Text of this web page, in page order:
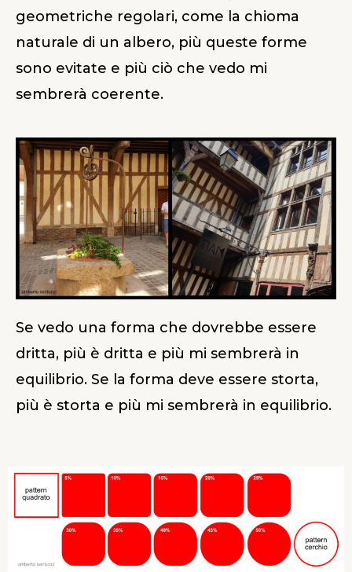
geometriche regolari, come la chioma
naturale di un albero, più queste forme
sono evitate e più ciò che vedo mi
sembrerà coerente.
Se vedo una forma che dovrebbe essere
dritta, più è dritta e più mi sembrerà in
equilibrio. Se la forma deve essere storta,
più è storta e più mi sembrerà in equilibrio.